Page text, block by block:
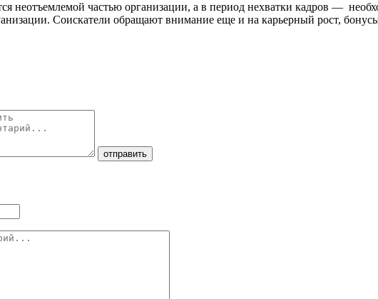
неотъемлемой частью организации, а в период нехватки кадров —
Соискатели обращают внимание еще и на карьерный рост,